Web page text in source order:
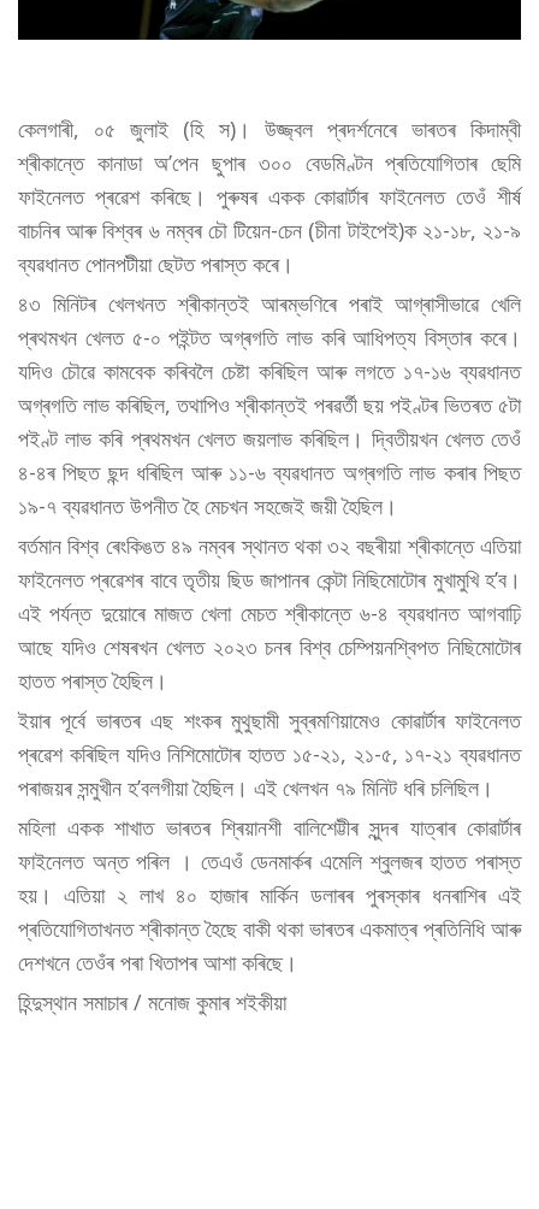
কেলগাৰী, ০৫ জুলাই (হি স)। উজ্জ্বল প্ৰদৰ্শনেৰে ভাৰতৰ কিদাম্বী
শ্ৰীকান্তে কানাডা অ’পেন ছুপাৰ ৩০০ বেডমিণ্টন প্ৰতিযোগিতাৰ ছেমি
ফাইনেলত প্ৰৱেশ কৰিছে। পুৰুষৰ একক কোৱাৰ্টাৰ ফাইনেলত তেওঁ শীৰ্ষ
বাচনিৰ আৰু বিশ্বৰ ৬ নম্বৰ চৌ টিয়েন-চেন (চীনা টাইপেই)ক ২১-১৮, ২১-৯
ব্যৱধানত পোনপটীয়া ছেটত পৰাস্ত কৰে।
৪৩ মিনিটৰ খেলখনত শ্ৰীকান্তই আৰম্ভণিৰে পৰাই আগ্ৰাসীভাৱে খেলি
প্ৰথমখন খেলত ৫-০ পইন্টত অগ্ৰগতি লাভ কৰি আধিপত্য বিস্তাৰ কৰে।
যদিও চৌৱে কামবেক কৰিবলৈ চেষ্টা কৰিছিল আৰু লগতে ১৭-১৬ ব্যৱধানত
অগ্ৰগতি লাভ কৰিছিল, তথাপিও শ্ৰীকান্তই পৰৱৰ্তী ছয় পইণ্টৰ ভিতৰত ৫টা
পইণ্ট লাভ কৰি প্ৰথমখন খেলত জয়লাভ কৰিছিল। দ্বিতীয়খন খেলত তেওঁ
৪-৪ৰ পিছত ছন্দ ধৰিছিল আৰু ১১-৬ ব্যৱধানত অগ্ৰগতি লাভ কৰাৰ পিছত
১৯-৭ ব্যৱধানত উপনীত হৈ মেচখন সহজেই জয়ী হৈছিল।
বৰ্তমান বিশ্ব ৰেংকিঙত ৪৯ নম্বৰ স্থানত থকা ৩২ বছৰীয়া শ্ৰীকান্তে এতিয়া
ফাইনেলত প্ৰৱেশৰ বাবে তৃতীয় ছিড জাপানৰ কেন্টা নিছিমোটোৰ মুখামুখি হ’ব।
এই পৰ্যন্ত দুয়োৰে মাজত খেলা মেচত শ্ৰীকান্তে ৬-৪ ব্যৱধানত আগবাঢ়ি
আছে যদিও শেষৰখন খেলত ২০২৩ চনৰ বিশ্ব চেম্পিয়নশ্বিপত নিছিমোটোৰ
হাতত পৰাস্ত হৈছিল।
ইয়াৰ পূৰ্বে ভাৰতৰ এছ শংকৰ মুথুছামী সুব্ৰমণিয়ামেও কোৱাৰ্টাৰ ফাইনেলত
প্ৰৱেশ কৰিছিল যদিও নিশিমোটোৰ হাতত ১৫-২১, ২১-৫, ১৭-২১ ব্যৱধানত
পৰাজয়ৰ সন্মুখীন হ’বলগীয়া হৈছিল। এই খেলখন ৭৯ মিনিট ধৰি চলিছিল।
মহিলা একক শাখাত ভাৰতৰ শ্ৰিয়ানশী বালিশেট্টীৰ সুন্দৰ যাত্ৰাৰ কোৱাৰ্টাৰ
ফাইনেলত অন্ত পৰিল । তেএওঁ ডেনমাৰ্কৰ এমেলি শ্বুলজৰ হাতত পৰাস্ত
হয়। এতিয়া ২ লাখ ৪০ হাজাৰ মাৰ্কিন ডলাৰৰ পুৰস্কাৰ ধনৰাশিৰ এই
প্ৰতিযোগিতাখনত শ্ৰীকান্ত হৈছে বাকী থকা ভাৰতৰ একমাত্ৰ প্ৰতিনিধি আৰু
দেশখনে তেওঁৰ পৰা খিতাপৰ আশা কৰিছে।
হিন্দুস্থান সমাচাৰ / মনোজ কুমাৰ শইকীয়া